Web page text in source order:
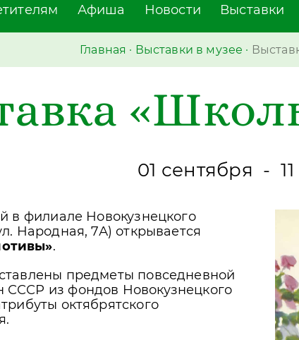
Афиша Новости Выставки
Главная · Выставки в музее ·
01 сентября -
в филиале Новокузнецкого
Народная, 7А) открывается
.
предметы повседневной
из фондов Новокузнецкого
октябрятского